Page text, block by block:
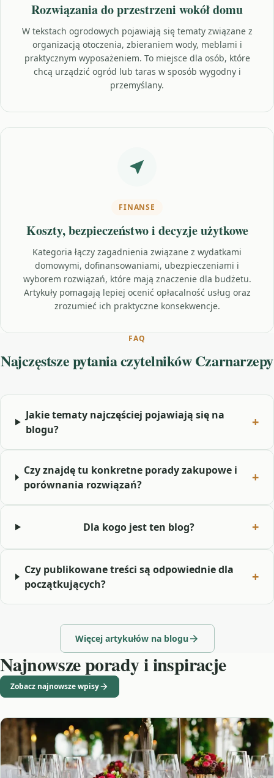
Rozwiązania do przestrzeni wokół domu
W tekstach ogrodowych pojawiają się tematy związane z
organizacją otoczenia, zbieraniem wody, meblami i
praktycznym wyposażeniem. To miejsce dla osób, które
chcą urządzić ogród lub taras w sposób wygodny i
przemyślany.
FINANSE
Koszty, bezpieczeństwo i decyzje użytkowe
Kategoria łączy zagadnienia związane z wydatkami
domowymi, dofinansowaniami, ubezpieczeniami i
wyborem rozwiązań, które mają znaczenie dla budżetu.
Artykuły pomagają lepiej ocenić opłacalność usług oraz
zrozumieć ich praktyczne konsekwencje.
FAQ
Najczęstsze pytania czytelników Czarnarzepy
Jakie tematy najczęściej pojawiają się na
blogu?
Czy znajdę tu konkretne porady zakupowe i
porównania rozwiązań?
Dla kogo jest ten blog?
Czy publikowane treści są odpowiednie dla
początkujących?
Więcej artykułów na blogu
Najnowsze porady i inspiracje
Zobacz najnowsze wpisy